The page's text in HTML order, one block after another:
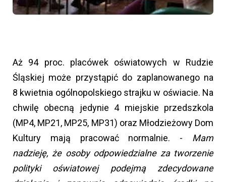
Aż 94 proc. placówek oświatowych w Rudzie
Śląskiej może przystąpić do zaplanowanego na
8 kwietnia ogólnopolskiego strajku w oświacie. Na
chwilę obecną jedynie 4 miejskie przedszkola
(MP4, MP21, MP25, MP31) oraz Młodzieżowy Dom
Kultury mają pracować normalnie. - Mam
nadzieję, że osoby odpowiedzialne za tworzenie
polityki oświatowej podejmą zdecydowane